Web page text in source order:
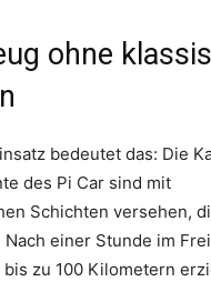
ohne
bedeutet das: Die
des Pi Car sind mit
Schichten versehen,
einer Stunde im
zu 100 Kilometern